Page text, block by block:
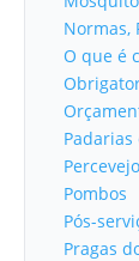
Normas,
O que é
Pombos
Pós-
Pragas